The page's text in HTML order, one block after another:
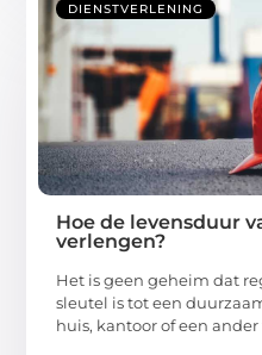
DIENSTVERLENING
Hoe de levensduur
verlengen?
Het is geen geheim dat
sleutel is tot een
huis, kantoor of een